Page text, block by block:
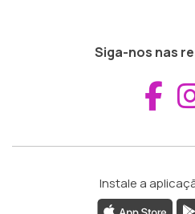
Siga-nos nas
Instale a